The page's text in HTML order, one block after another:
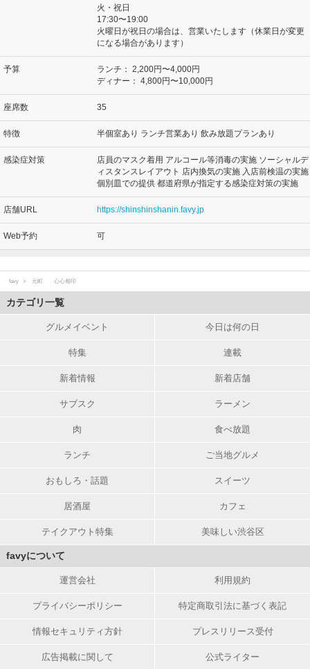
火・祝日
17:30〜19:00
火曜日が祝日の場合は、営業いたします（休業日が変更
になる場合があります）
予算 ランチ： 2,200円〜4,000円
ディナー： 4,800円〜10,000円
座席数 35
特徴 半個室あり ランチ営業あり 飲み放題プランあり
感染症対策
店員のマスク着用 アルコール等消毒の実施 ソーシャルデ
ィスタンスレイアウト 店内換気の実施 入店前検温の実施
個別皿での提供 都道府県が指定する感染症対策の実施
店舗URL https://shinshinshanin.favy.jp
Web予約 可
favy 元町 心心相印
カテゴリ一覧
グルメイベント 今日は何の日
特集 連載
新着情報 新着店舗
サブスク ラーメン
肉 食べ放題
ランチ ご当地グルメ
おもしろ・話題 スイーツ
居酒屋 カフェ
テイクアウト特集 美味しい渋谷区
favyについて
運営会社 利用規約
プライバシーポリシー 特定商取引法に基づく表記
情報セキュリティ方針 プレスリリース受付
広告掲載に関して 公式ライター